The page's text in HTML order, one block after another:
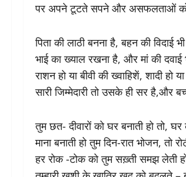
पर अपने टूटते सपने और असफलताओं को
पिता की लाठी बनना है, बहन की विदाई
भाई का ख्याल रखना है, और मां की दवाई
राशन हो या बीवी की ख्वाहिशें, शादी हो
सारी जिम्मेदारी तो उसके ही सर है,और
तुम छत- दीवारों को घर बनाती हो तो,
माना बनाती हो तुम दिन-रात भोजन, तो
हर रोक -टोक को तुम सख़्ती समझ लेती